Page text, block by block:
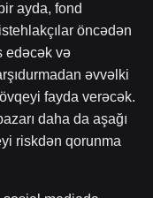
ayda, fond
öncədən
edəcək və
əvvəlki
fayda verəcək.
daha da aşağı
riskdən qorunma